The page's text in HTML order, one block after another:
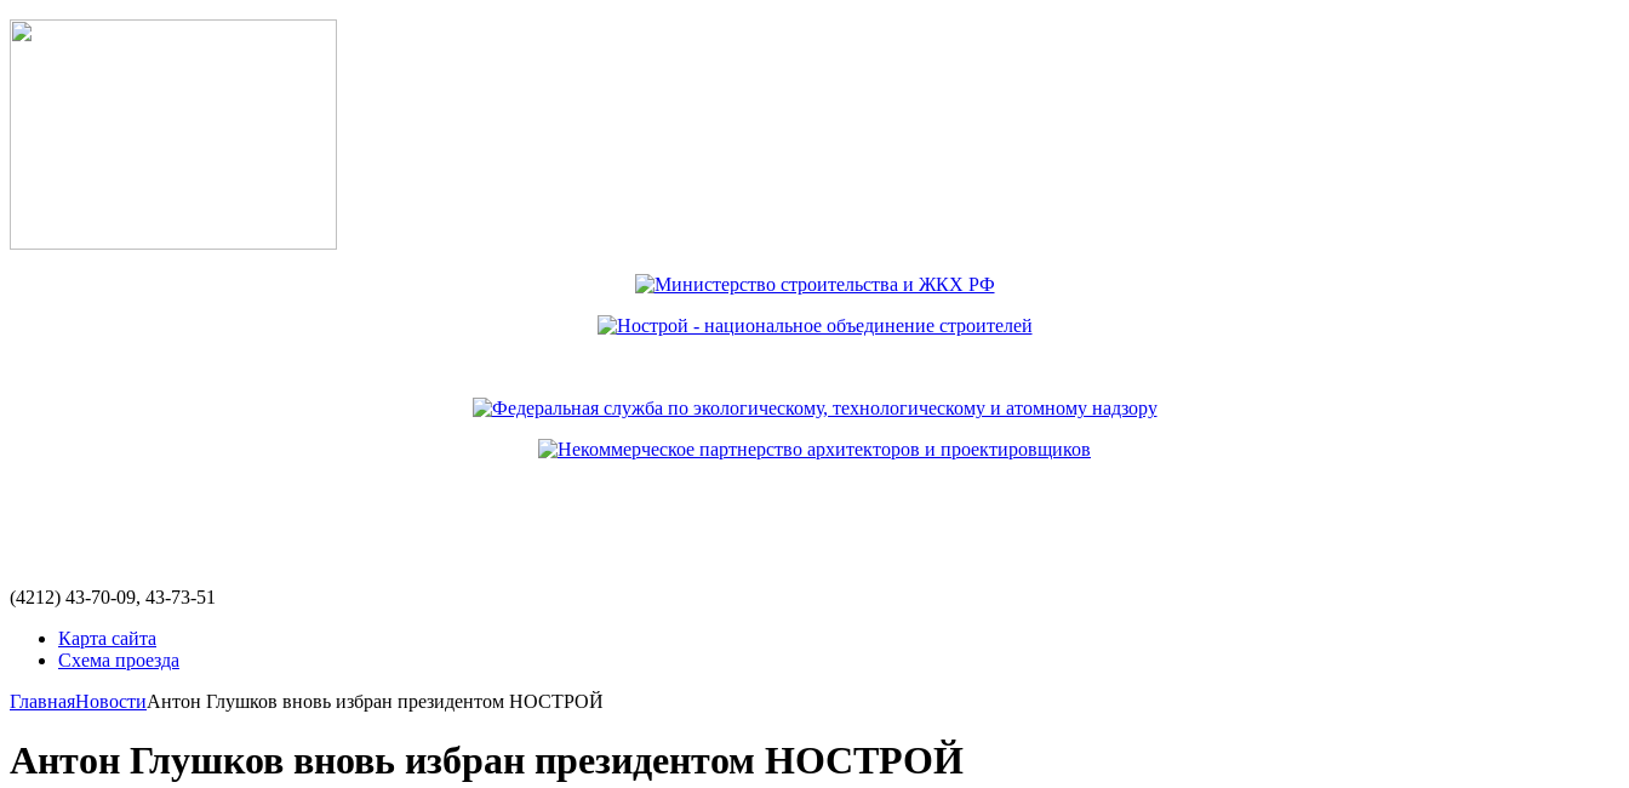
(4212) 43-70-09, 43-73-51
Карта сайта
Схема проезда
ГлавнаяНовостиАнтон Глушков вновь избран президентом НОСТРОЙ
Антон Глушков вновь избран президентом НОСТРОЙ